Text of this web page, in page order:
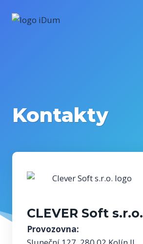
Kontakty
CLEVER Soft s.r.o.
Provozovna: